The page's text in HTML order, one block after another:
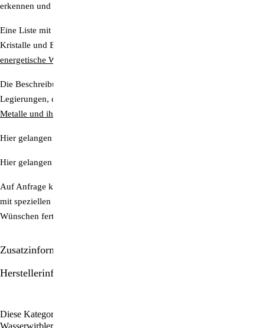
erkennen und akzeptieren.
Eine Liste mit Kurzbeschreibungen zur energetischen Wirkung vieler
Kristalle und Edelsteine finden Sie hier:
energetische Wirkung
Die Beschreibung der energetischen Wirkung aller Edelmetall-
Legierungen, die von Aquadea verwendet werden, finden Sie hier:
Metalle und ihre energetische Wirkung
Hier gelangen Sie zur Übersicht all unserer
Hier gelangen Sie zur Übersicht all unserer
Auf Anfrage können wir auch Trinkwasserwirbler und Wirblerduschen
mit speziellen Kristallkonfigurationen nach Ihren individuellen
Wünschen fertigen lassen.
Zusatzinformationen/Details
Herstellerinformationen
Diese Kategorien durchstöbern:
Wasserwirbler & Energie-Duschen